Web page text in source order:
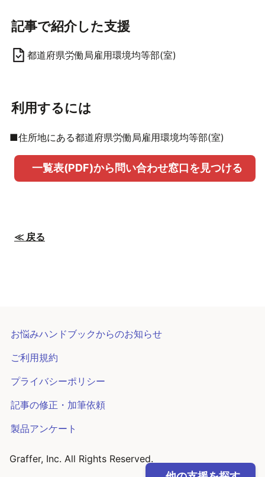
記事で紹介した支援
都道府県労働局雇用環境均等部(室)
利用するには
■住所地にある都道府県労働局雇用環境均等部(室)
一覧表(PDF)から問い合わせ窓口を見つける
≪ 戻る
お悩みハンドブックからのお知らせ
ご利用規約
プライバシーポリシー
記事の修正・加筆依頼
製品アンケート
Graffer, Inc. All Rights Reserved.